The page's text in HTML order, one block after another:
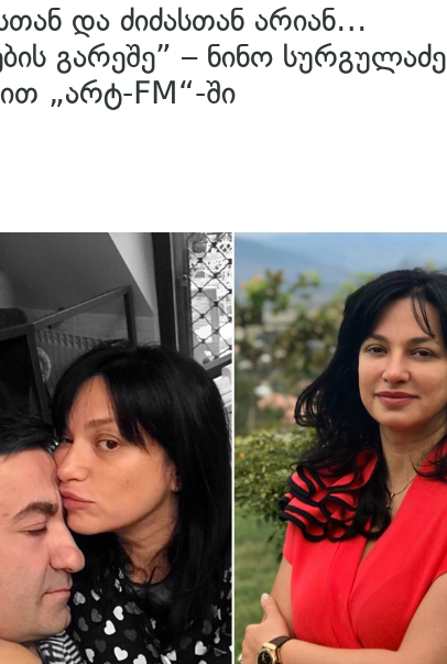
და ძიძასთან არიან…
გარეშე” – ნინო სურგულაძე
„არტ-FM“-ში